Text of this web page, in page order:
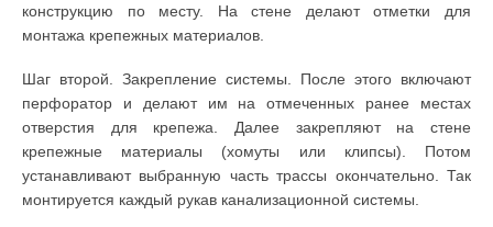
конструкцию по месту. На стене делают отметки для
монтажа крепежных материалов.
Шаг второй. Закрепление системы. После этого включают
перфоратор и делают им на отмеченных ранее местах
отверстия для крепежа. Далее закрепляют на стене
крепежные материалы (хомуты или клипсы). Потом
устанавливают выбранную часть трассы окончательно. Так
монтируется каждый рукав канализационной системы.